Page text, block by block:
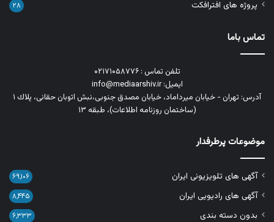
پروژه های افترافکت ۲۸
تماس باما
تلفن تماس : ۰۲۱۷۱۰۵۸۷۷۶
ایمیل: info@mediaarshiv.ir
آدرس: تهران - خیابان میرداماد، خیابان مصدق جنوبی،نبش اتوبان حقانی، پلاك ١
(ساختمان روزنامه اطلاعات)، طبقه ۱۳
موضوعات پرطرفدار
آگهی های تلویزیونی ایران ۶۹,۱۰۶
آگهی های رادیویی ایران ۸,۴۴۵
بدون دسته بندی ۶,۳۳۳